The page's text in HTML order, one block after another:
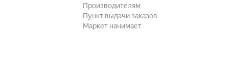
Производителям
Пункт выдачи заказов
Маркет нанимает